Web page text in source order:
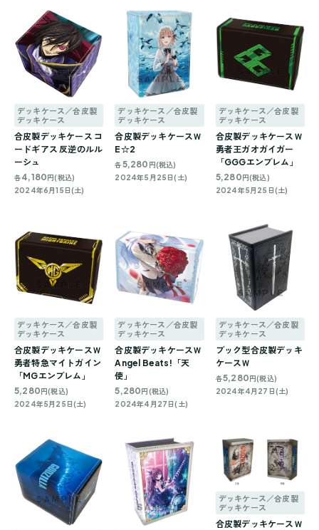
デッキケース／合皮製
デッキケース
合皮製デッキケース コ
ードギアス 反逆のルル
ーシュ
各4,180 円(税込)
2024年6月15日(土)
デッキケース／合皮製
デッキケース
合皮製デッキケースＷ
E☆2
各5,280 円(税込)
2024年5月25日(土)
デッキケース／合皮製
デッキケース
合皮製デッキケースＷ
勇者王ガオガイガー
「GGGエンブレム」
5,280 円(税込)
2024年5月25日(土)
デッキケース／合皮製
デッキケース
合皮製デッキケースＷ
勇者特急マイトガイン
「MGエンブレム」
5,280 円(税込)
2024年5月25日(土)
デッキケース／合皮製
デッキケース
合皮製デッキケースＷ
Angel Beats!「天
使」
5,280 円(税込)
2024年4月27日(土)
デッキケース／合皮製
デッキケース
ブック型合皮製デッキ
ケースＷ
各5,280 円(税込)
2024年4月27日(土)
デッキケース／合皮製
デッキケース
合皮製デッキケースＷ